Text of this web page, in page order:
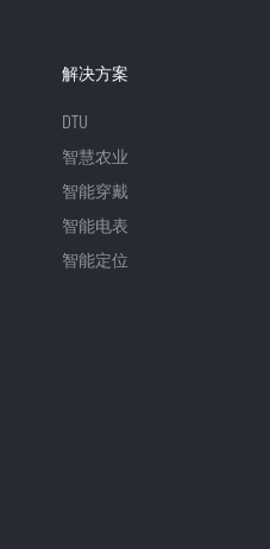
解决方案
DTU
智慧农业
智能穿戴
智能电表
智能定位